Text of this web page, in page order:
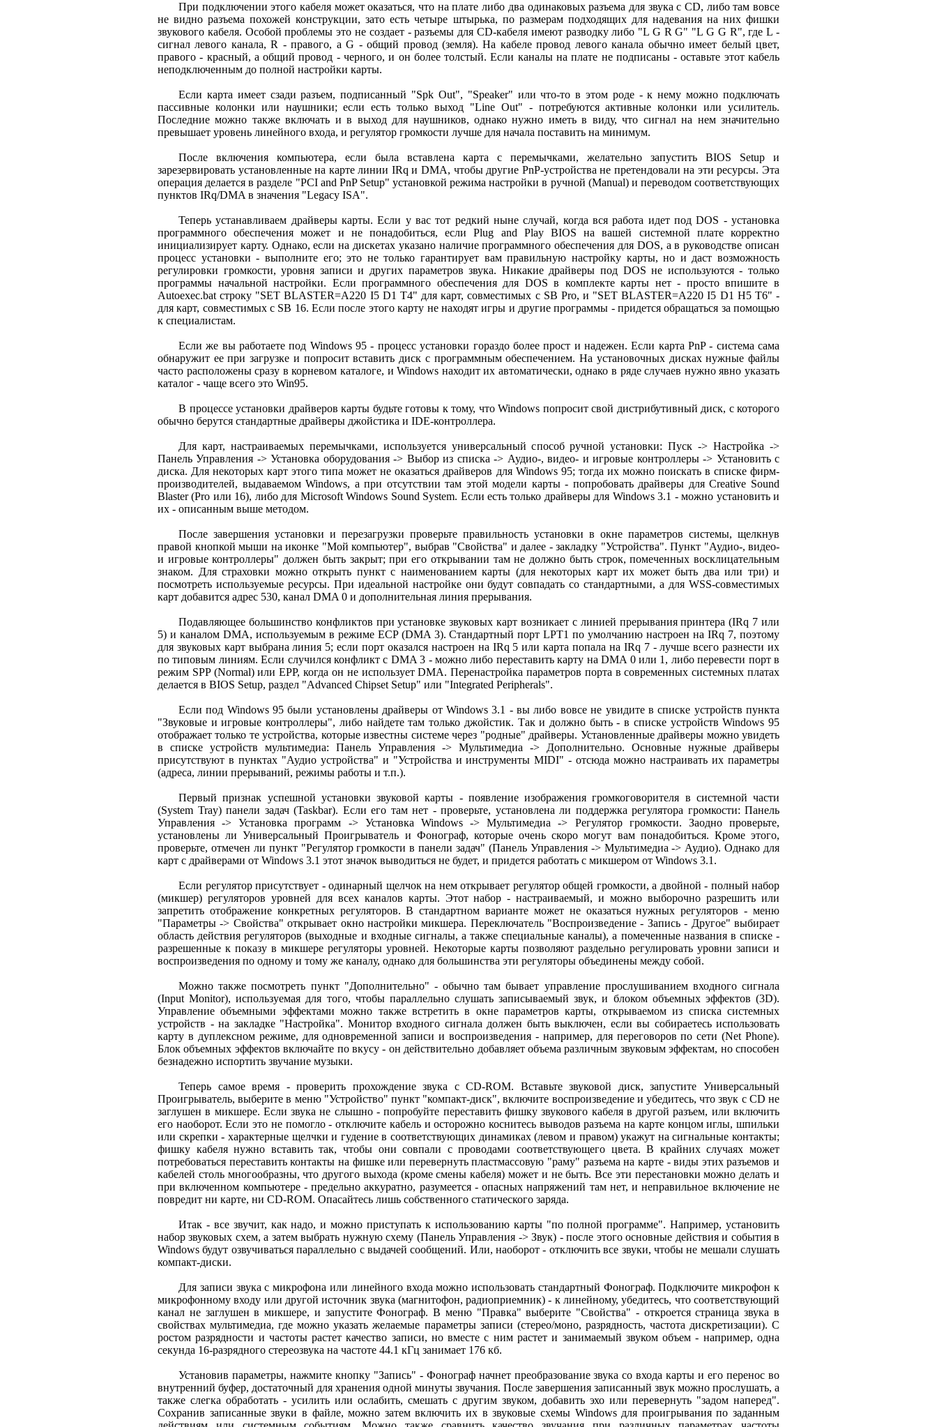
При подключении этого кабеля может оказаться, что на плате либо два одинаковых разъема для звука с CD, либо там вовсе
не видно разъема похожей конструкции, зато есть четыре штырька, по размерам подходящих для надевания на них фишки
звукового кабеля. Особой проблемы это не создает - разъемы для CD-кабеля имеют разводку либо "L G R G" "L G G R", где L -
сигнал левого канала, R - правого, а G - общий провод (земля). На кабеле провод левого канала обычно имеет белый цвет,
правого - красный, а общий провод - черного, и он более толстый. Если каналы на плате не подписаны - оставьте этот кабель
неподключенным до полной настройки карты.
Если карта имеет сзади разъем, подписанный "Spk Out", "Speaker" или что-то в этом роде - к нему можно подключать
пассивные колонки или наушники; если есть только выход "Line Out" - потребуются активные колонки или усилитель.
Последние можно также включать и в выход для наушников, однако нужно иметь в виду, что сигнал на нем значительно
превышает уровень линейного входа, и регулятор громкости лучше для начала поставить на минимум.
После включения компьютера, если была вставлена карта с перемычками, желательно запустить BIOS Setup и
зарезервировать установленные на карте линии IRq и DMA, чтобы другие PnP-устройства не претендовали на эти ресурсы. Эта
операция делается в разделе "PCI and PnP Setup" установкой режима настройки в ручной (Manual) и переводом соответствующих
пунктов IRq/DMA в значения "Legacy ISA".
Теперь устанавливаем драйверы карты. Если у вас тот редкий ныне случай, когда вся работа идет под DOS - установка
программного обеспечения может и не понадобиться, если Plug and Play BIOS на вашей системной плате корректно
инициализирует карту. Однако, если на дискетах указано наличие программного обеспечения для DOS, а в руководстве описан
процесс установки - выполните его; это не только гарантирует вам правильную настройку карты, но и даст возможность
регулировки громкости, уровня записи и других параметров звука. Никакие драйверы под DOS не используются - только
программы начальной настройки. Если программного обеспечения для DOS в комплекте карты нет - просто впишите в
Autoexec.bat строку "SET BLASTER=A220 I5 D1 T4" для карт, совместимых с SB Pro, и "SET BLASTER=A220 I5 D1 H5 T6" -
для карт, совместимых с SB 16. Если после этого карту не находят игры и другие программы - придется обращаться за помощью
к специалистам.
Если же вы работаете под Windows 95 - процесс установки гораздо более прост и надежен. Если карта PnP - система сама
обнаружит ее при загрузке и попросит вставить диск с программным обеспечением. На установочных дисках нужные файлы
часто расположены сразу в корневом каталоге, и Windows находит их автоматически, однако в ряде случаев нужно явно указать
каталог - чаще всего это Win95.
В процессе установки драйверов карты будьте готовы к тому, что Windows попросит свой дистрибутивный диск, с которого
обычно берутся стандартные драйверы джойстика и IDE-контроллера.
Для карт, настраиваемых перемычками, используется универсальный способ ручной установки: Пуск -> Настройка ->
Панель Управления -> Установка оборудования -> Выбор из списка -> Аудио-, видео- и игровые контроллеры -> Установить с
диска. Для некоторых карт этого типа может не оказаться драйверов для Windows 95; тогда их можно поискать в списке фирм-
производителей, выдаваемом Windows, а при отсутствии там этой модели карты - попробовать драйверы для Creative Sound
Blaster (Pro или 16), либо для Microsoft Windows Sound System. Если есть только драйверы для Windows 3.1 - можно установить и
их - описанным выше методом.
После завершения установки и перезагрузки проверьте правильность установки в окне параметров системы, щелкнув
правой кнопкой мыши на иконке "Мой компьютер", выбрав "Свойства" и далее - закладку "Устройства". Пункт "Аудио-, видео-
и игровые контроллеры" должен быть закрыт; при его открывании там не должно быть строк, помеченных восклицательным
знаком. Для страховки можно открыть пункт с наименованием карты (для некоторых карт их может быть два или три) и
посмотреть используемые ресурсы. При идеальной настройке они будут совпадать со стандартными, а для WSS-совместимых
карт добавится адрес 530, канал DMA 0 и дополнительная линия прерывания.
Подавляющее большинство конфликтов при установке звуковых карт возникает с линией прерывания принтера (IRq 7 или
5) и каналом DMA, используемым в режиме ECP (DMA 3). Стандартный порт LPT1 по умолчанию настроен на IRq 7, поэтому
для звуковых карт выбрана линия 5; если порт оказался настроен на IRq 5 или карта попала на IRq 7 - лучше всего разнести их
по типовым линиям. Если случился конфликт с DMA 3 - можно либо переставить карту на DMA 0 или 1, либо перевести порт в
режим SPP (Normal) или EPP, когда он не использует DMA. Перенастройка параметров порта в современных системных платах
делается в BIOS Setup, раздел "Advanced Chipset Setup" или "Integrated Peripherals".
Если под Windows 95 были установлены драйверы от Windows 3.1 - вы либо вовсе не увидите в списке устройств пункта
"Звуковые и игровые контроллеры", либо найдете там только джойстик. Так и должно быть - в списке устройств Windows 95
отображает только те устройства, которые известны системе через "родные" драйверы. Установленные драйверы можно увидеть
в списке устройств мультимедиа: Панель Управления -> Мультимедиа -> Дополнительно. Основные нужные драйверы
присутствуют в пунктах "Аудио устройства" и "Устройства и инструменты MIDI" - отсюда можно настраивать их параметры
(адреса, линии прерываний, режимы работы и т.п.).
Первый признак успешной установки звуковой карты - появление изображения громкоговорителя в системной части
(System Tray) панели задач (Taskbar). Если его там нет - проверьте, установлена ли поддержка регулятора громкости: Панель
Управления -> Установка программ -> Установка Windows -> Мультимедиа -> Регулятор громкости. Заодно проверьте,
установлены ли Универсальный Проигрыватель и Фонограф, которые очень скоро могут вам понадобиться. Кроме этого,
проверьте, отмечен ли пункт "Регулятор громкости в панели задач" (Панель Управления -> Мультимедиа -> Аудио). Однако для
карт с драйверами от Windows 3.1 этот значок выводиться не будет, и придется работать с микшером от Windows 3.1.
Если регулятор присутствует - одинарный щелчок на нем открывает регулятор общей громкости, а двойной - полный набор
(микшер) регуляторов уровней для всех каналов карты. Этот набор - настраиваемый, и можно выборочно разрешить или
запретить отображение конкретных регуляторов. В стандартном варианте может не оказаться нужных регуляторов - меню
"Параметры -> Свойства" открывает окно настройки микшера. Переключатель "Воспроизведение - Запись - Другое" выбирает
область действия регуляторов (выходные и входные сигналы, а также специальные каналы), а помеченные названия в списке -
разрешенные к показу в микшере регуляторы уровней. Некоторые карты позволяют раздельно регулировать уровни записи и
воспроизведения по одному и тому же каналу, однако для большинства эти регуляторы объединены между собой.
Можно также посмотреть пункт "Дополнительно" - обычно там бывает управление прослушиванием входного сигнала
(Input Monitor), используемая для того, чтобы параллельно слушать записываемый звук, и блоком объемных эффектов (3D).
Управление объемными эффектами можно также встретить в окне параметров карты, открываемом из списка системных
устройств - на закладке "Настройка". Монитор входного сигнала должен быть выключен, если вы собираетесь использовать
карту в дуплексном режиме, для одновременной записи и воспроизведения - например, для переговоров по сети (Net Phone).
Блок объемных эффектов включайте по вкусу - он действительно добавляет объема различным звуковым эффектам, но способен
безнадежно испортить звучание музыки.
Теперь самое время - проверить прохождение звука с CD-ROM. Вставьте звуковой диск, запустите Универсальный
Проигрыватель, выберите в меню "Устройство" пункт "компакт-диск", включите воспроизведение и убедитесь, что звук с CD не
заглушен в микшере. Если звука не слышно - попробуйте переставить фишку звукового кабеля в другой разъем, или включить
его наоборот. Если это не помогло - отключите кабель и осторожно коснитесь выводов разъема на карте концом иглы, шпильки
или скрепки - характерные щелчки и гудение в соответствующих динамиках (левом и правом) укажут на сигнальные контакты;
фишку кабеля нужно вставить так, чтобы они совпали с проводами соответствующего цвета. В крайних случаях может
потребоваться переставить контакты на фишке или перевернуть пластмассовую "раму" разъема на карте - виды этих разъемов и
кабелей столь многообразны, что другого выхода (кроме смены кабеля) может и не быть. Все эти перестановки можно делать и
при включенном компьютере - предельно аккуратно, разумеется - опасных напряжений там нет, и неправильное включение не
повредит ни карте, ни CD-ROM. Опасайтесь лишь собственного статического заряда.
Итак - все звучит, как надо, и можно приступать к использованию карты "по полной программе". Например, установить
набор звуковых схем, а затем выбрать нужную схему (Панель Управления -> Звук) - после этого основные действия и события в
Windows будут озвучиваться параллельно с выдачей сообщений. Или, наоборот - отключить все звуки, чтобы не мешали слушать
компакт-диски.
Для записи звука с микрофона или линейного входа можно использовать стандартный Фонограф. Подключите микрофон к
микрофонному входу или другой источник звука (магнитофон, радиоприемник) - к линейному, убедитесь, что соответствующий
канал не заглушен в микшере, и запустите Фонограф. В меню "Правка" выберите "Свойства" - откроется страница звука в
свойствах мультимедиа, где можно указать желаемые параметры записи (стерео/моно, разрядность, частота дискретизации). С
ростом разрядности и частоты растет качество записи, но вместе с ним растет и занимаемый звуком объем - например, одна
секунда 16-разрядного стереозвука на частоте 44.1 кГц занимает 176 кб.
Установив параметры, нажмите кнопку "Запись" - Фонограф начнет преобразование звука со входа карты и его перенос во
внутренний буфер, достаточный для хранения одной минуты звучания. После завершения записанный звук можно прослушать, а
также слегка обработать - усилить или ослабить, смешать с другим звуком, добавить эхо или перевернуть "задом наперед".
Сохранив записанные звуки в файле, можно затем включить их в звуковые схемы Windows для проигрывания по заданным